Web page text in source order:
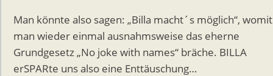
Man könnte also sagen: „Billa macht´s möglich“, womit
man wieder einmal ausnahmsweise das eherne
Grundgesetz „No joke with names“ bräche. BILLA
erSPARte uns also eine Enttäuschung…